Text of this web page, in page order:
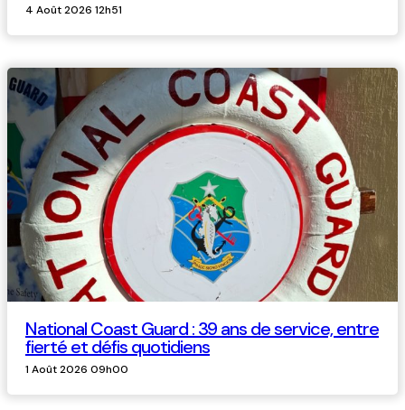
4 Août 2026 12h51
National Coast Guard : 39 ans de service, entre
fierté et défis quotidiens
1 Août 2026 09h00